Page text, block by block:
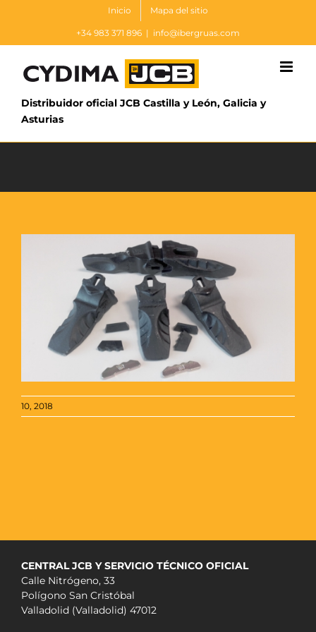
Inicio Mapa del sitio
+34 983 371 896 | info@ibergruas.com
Distribuidor oficial JCB Castilla y León, Galicia y
Asturias
10, 2018
CENTRAL JCB Y SERVICIO TÉCNICO OFICIAL
Calle Nitrógeno, 33
Polígono San Cristóbal
Valladolid (Valladolid) 47012